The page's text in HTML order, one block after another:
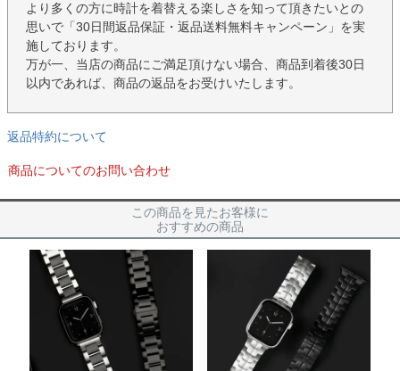
より多くの方に時計を着替える楽しさを知って頂きたいとの
思いで「30日間返品保証・返品送料無料キャンペーン」を実
施しております。
万が一、当店の商品にご満足頂けない場合、商品到着後30日
以内であれば、商品の返品をお受けいたします。
返品特約について
商品についてのお問い合わせ
この商品を見たお客様に
おすすめの商品